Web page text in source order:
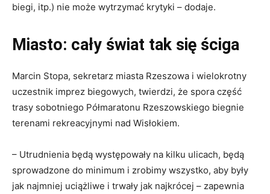
biegi, itp.) nie może wytrzymać krytyki – dodaje.
Miasto: cały świat tak się ściga
Marcin Stopa, sekretarz miasta Rzeszowa i wielokrotny
uczestnik imprez biegowych, twierdzi, że spora część
trasy sobotniego Półmaratonu Rzeszowskiego biegnie
terenami rekreacyjnymi nad Wisłokiem.
– Utrudnienia będą występowały na kilku ulicach, będą
sprowadzone do minimum i zrobimy wszystko, aby były
jak najmniej uciążliwe i trwały jak najkrócej – zapewnia